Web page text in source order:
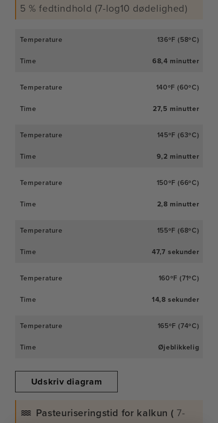
5 % fedtindhold (7-log10 dødelighed)
136ºF (58ºC)
68,4 minutter
140ºF (60ºC)
27,5 minutter
145ºF (63ºC)
9,2 minutter
150ºF (66ºC)
2,8 minutter
155ºF (68ºC)
47,7 sekunder
160ºF (71ºC)
14,8 sekunder
165ºF (74ºC)
Øjeblikkelig
Udskriv diagram
Pasteuriseringstid for kalkun ( 7-